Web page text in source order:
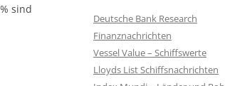
sind
Deutsche Bank Research
Finanznachrichten
Vessel Value – Schiffswerte
Lloyds List Schiffsnachrichten